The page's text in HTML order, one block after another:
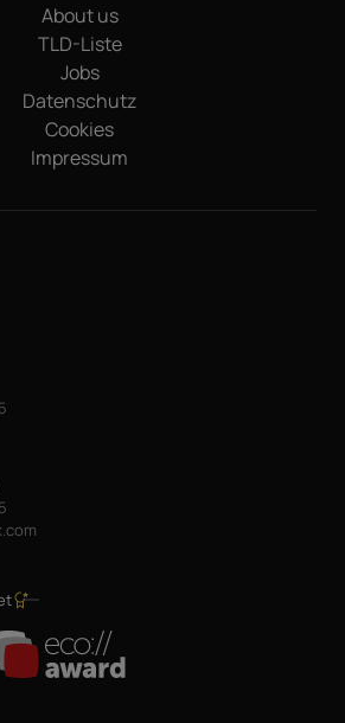
About us
TLD-Liste
Jobs
Datenschutz
Cookies
Impressum